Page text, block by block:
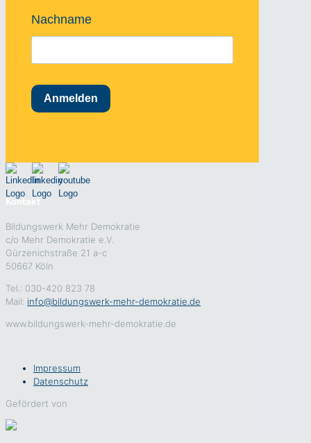
Nachname
Anmelden
Kontakt
Bildungswerk Mehr Demokratie
c/o Mehr Demokratie e.V.
Gürzenichstraße 21 a-c
50667 Köln
Tel.: 030-420 823 78
Mail: info@bildungswerk-mehr-demokratie.de
www.bildungswerk-mehr-demokratie.de
Impressum
Datenschutz
Gefördert von